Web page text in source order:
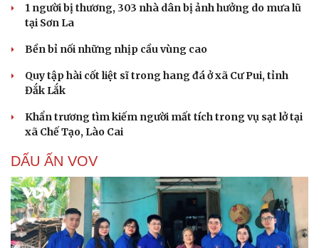
Săn Tour
check-in
Đọc truyện đêm khuya
Hạt giống tâm hồn
1 người bị thương, 303 nhà dân bị ảnh hưởng do mưa lũ
tại Sơn La
Bền bỉ nối những nhịp cầu vùng cao
Quy tập hài cốt liệt sĩ trong hang đá ở xã Cư Pui, tỉnh
Đắk Lắk
Khẩn trương tìm kiếm người mất tích trong vụ sạt lở tại
xã Chế Tạo, Lào Cai
DẤU ẤN VOV